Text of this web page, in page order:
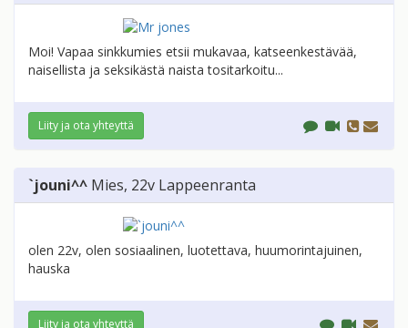
Moi! Vapaa sinkkumies etsii mukavaa, katseenkestävää,
naisellista ja seksikästä naista tositarkoitu...
Liity ja ota yhteyttä
`jouni^^ Mies, 22v Lappeenranta
olen 22v, olen sosiaalinen, luotettava, huumorintajuinen,
hauska
Liity ja ota yhteyttä